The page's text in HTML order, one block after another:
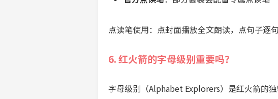
点读笔使用：点封面播放全文朗读，点句子逐
6. 红火箭的字母级别重要吗？
字母级别（Alphabet Explorers）是红火箭的独